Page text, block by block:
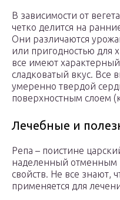
В зависимости от
четко делится на
Они различаются
или пригодностью для
все имеют
сладковатый вкус. Все
умеренно твердой
поверхностным слоем
Лечебные и
Репа – поистине
наделенный отменным
свойств. Не все знают,
применяется для